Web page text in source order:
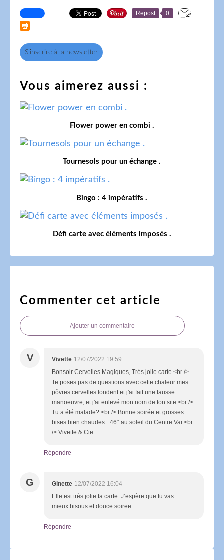
Repost 0
S'inscrire à la newsletter
Vous aimerez aussi :
Flower power en combi .
Tournesols pour un échange .
Bingo : 4 impératifs .
Défi carte avec éléments imposés .
Commenter cet article
Ajouter un commentaire
V Vivette 12/07/2022 19:59
Bonsoir Cervelles Magiques, Trés jolie carte.<br />
Te poses pas de questions avec cette chaleur mes
pôvres cervelles fondent et j'ai fait une fausse
manoeuvre, et j'ai enlevé mon nom de ton site.<br />
Tu a été malade? <br /> Bonne soirée et grosses
bises bien chaudes +46° au soleil du Centre Var.<br
/> Vivette & Cie.
Répondre
G Ginette 12/07/2022 16:04
Elle est très jolie ta carte. J’espère que tu vas
mieux.bisous et douce soiree.
Répondre